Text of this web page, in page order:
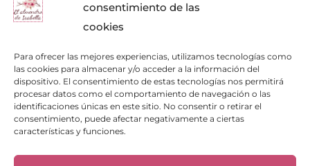
consentimiento de las
cookies
Para ofrecer las mejores experiencias, utilizamos tecnologías como
las cookies para almacenar y/o acceder a la información del
dispositivo. El consentimiento de estas tecnologías nos permitirá
procesar datos como el comportamiento de navegación o las
identificaciones únicas en este sitio. No consentir o retirar el
consentimiento, puede afectar negativamente a ciertas
características y funciones.Enlaces de interés
Cuidados del calzado